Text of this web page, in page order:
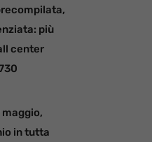
più
center
in tutta